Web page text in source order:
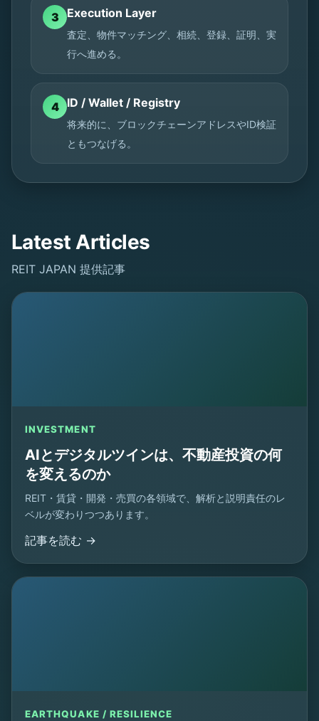
3 Execution Layer
査定、物件マッチング、相続、登録、証明、実
行へ進める。
4 ID / Wallet / Registry
将来的に、ブロックチェーンアドレスやID検証
ともつなげる。
Latest Articles
REIT JAPAN 提供記事
INVESTMENT
AIとデジタルツインは、不動産投資の何
を変えるのか
REIT・賃貸・開発・売買の各領域で、解析と説明責任のレ
ベルが変わりつつあります。
記事を読む →
EARTHQUAKE / RESILIENCE